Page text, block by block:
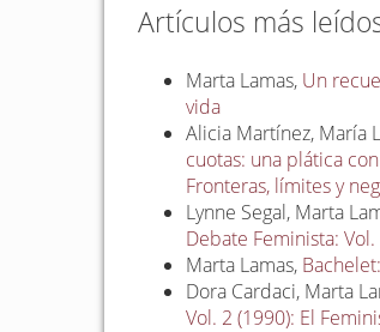
Artículos más
Marta Lamas, Un
vida
Alicia Martínez, María
cuotas: una plática
Fronteras, límites y
Lynne Segal, Marta
Debate Feminista:
Marta Lamas,
Dora Cardaci, Marta
Vol. 2 (1990): El